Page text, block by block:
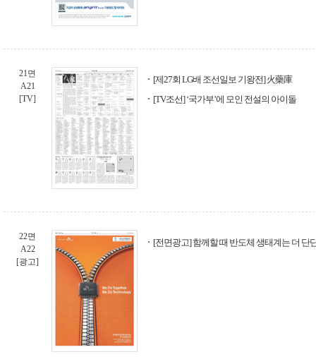
21면
A21
[TV]
[제27회 LG배 조선일보 기왕전] 火藥庫
[TV조선] ‘국가부’에 모인 전설의 아이돌
22면
A22
[광고]
[전면광고] 함께할 때 반도체 생태계는 더 단